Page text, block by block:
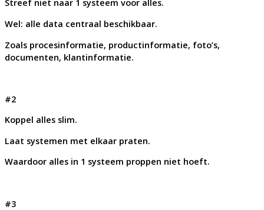
Streef niet naar 1 systeem voor alles.
Wel: alle data centraal beschikbaar.
Zoals procesinformatie, productinformatie, foto’s,
documenten, klantinformatie.
#2
Koppel alles slim.
Laat systemen met elkaar praten.
Waardoor alles in 1 systeem proppen niet hoeft.
#3